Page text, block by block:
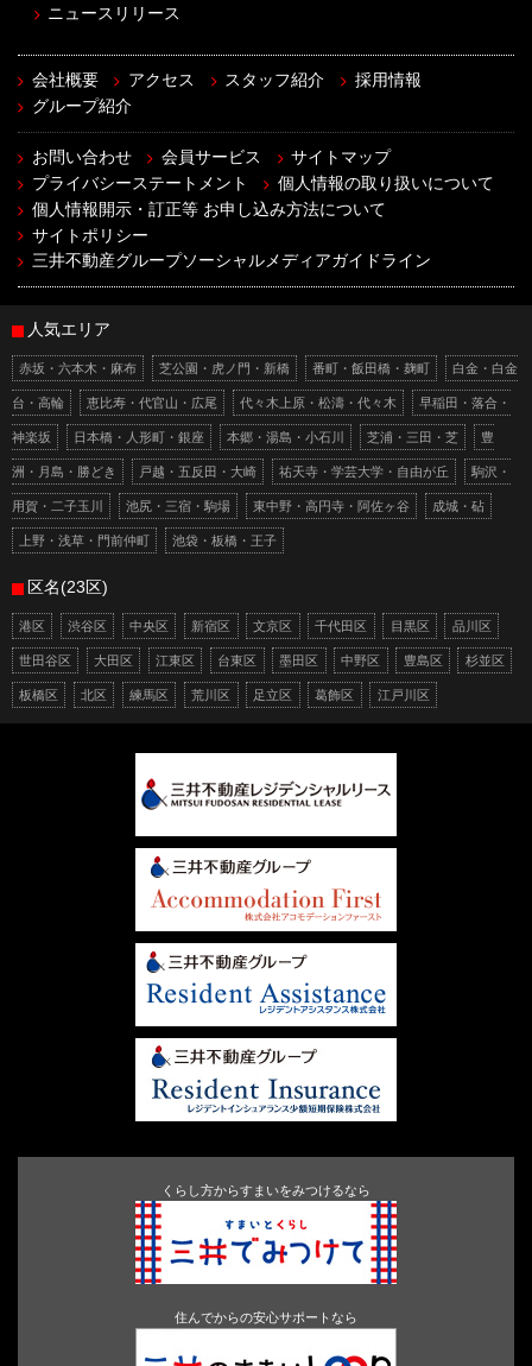
ニュースリリース
会社概要 アクセス スタッフ紹介
採用情報
グループ紹介
お問い合わせ 会員サービス
サイトマップ
プライバシーステートメント
個人情報の取り扱いについて
個人情報開示・訂正等 お申し込み方法について
サイトポリシー
三井不動産グループソーシャルメディアガイドライン
人気エリア
赤坂・六本木・麻布 芝公園・虎ノ門・新橋 番町・飯田橋・麹町 白金・白金
台・高輪 恵比寿・代官山・広尾 代々木上原・松濤・代々木 早稲田・落合・
神楽坂 日本橋・人形町・銀座 本郷・湯島・小石川 芝浦・三田・芝 豊
洲・月島・勝どき 戸越・五反田・大崎 祐天寺・学芸大学・自由が丘 駒沢・
用賀・二子玉川 池尻・三宿・駒場 東中野・高円寺・阿佐ヶ谷 成城・砧
上野・浅草・門前仲町 池袋・板橋・王子
区名(23区)
港区 渋谷区 中央区 新宿区 文京区 千代田区 目黒区 品川区
世田谷区 大田区 江東区 台東区 墨田区 中野区 豊島区 杉並区
板橋区 北区 練馬区 荒川区 足立区 葛飾区 江戸川区
くらし方からすまいをみつけるなら
住んでからの安心サポートなら